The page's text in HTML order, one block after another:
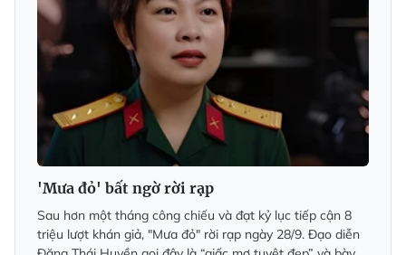
'Mưa đỏ' bất ngờ rời rạp
Sau hơn một tháng công chiếu và đạt kỷ lục tiếp cận 8
triệu lượt khán giả, "Mưa đỏ" rời rạp ngày 28/9. Đạo diễn